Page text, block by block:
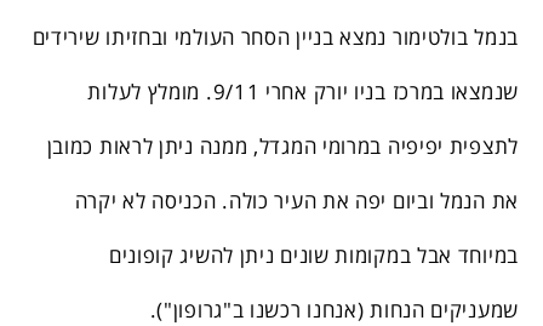
בנמל בולטימור נמצא בניין הסחר העולמי ובחזיתו שירידים
שנמצאו במרכז בניו יורק אחרי 9/11. מומלץ לעלות
לתצפית יפיפיה במרומי המגדל, ממנה ניתן לראות כמובן
את הנמל וביום יפה את העיר כולה. הכניסה לא יקרה
במיוחד אבל במקומות שונים ניתן להשיג קופונים
שמעניקים הנחות (אנחנו רכשנו ב"גרופון").